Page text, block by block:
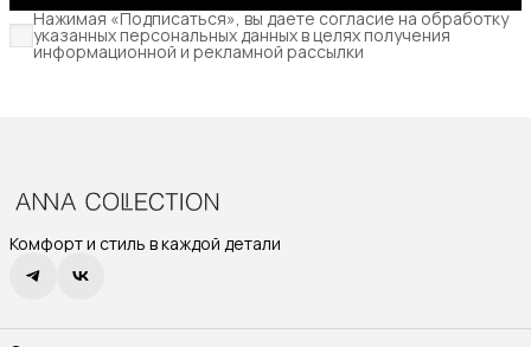
Нажимая «Подписаться», вы даете согласие на обработку
указанных персональных данных в целях получения
информационной и рекламной рассылки
Комфорт и стиль в каждой детали